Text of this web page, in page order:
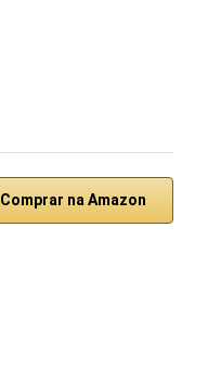
Comprar na Amazon